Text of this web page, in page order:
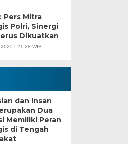
2023 - 06:31 WIB
baik atas di gelarnya kejuaraan
Pers Mitra
Polri, Sinergi
Dikuatkan
| 21:28 WIB
dan Insan
Dua
Memiliki Peran
di Tengah